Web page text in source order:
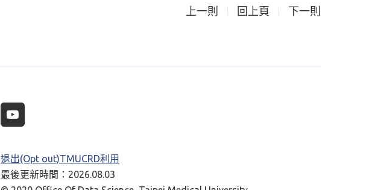
上一則 回上頁 下一則
退出(Opt out)TMUCRD利用
最後更新時間：2026.08.03